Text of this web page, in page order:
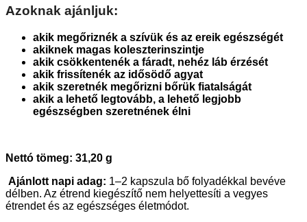
Azoknak ajánljuk:
akik megőriznék a szívük és az ereik egészségét
akiknek magas koleszterinszintje
akik csökkentenék a fáradt, nehéz láb érzését
akik frissítenék az idősödő agyat
akik szeretnék megőrizni bőrük fiatalságát
akik a lehető legtovább, a lehető legjobb
egészségben szeretnének élni
Nettó tömeg: 31,20 g
Ajánlott napi adag: 1–2 kapszula bő folyadékkal bevéve
délben. Az étrend kiegészítő nem helyettesíti a vegyes
étrendet és az egészséges életmódot.